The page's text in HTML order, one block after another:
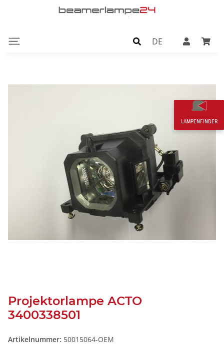
DE
Projektorlampe ACTO
3400338501
Artikelnummer: 50015064-OEM
LAMPENFINDER